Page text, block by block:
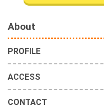
About
PROFILE
ACCESS
CONTACT